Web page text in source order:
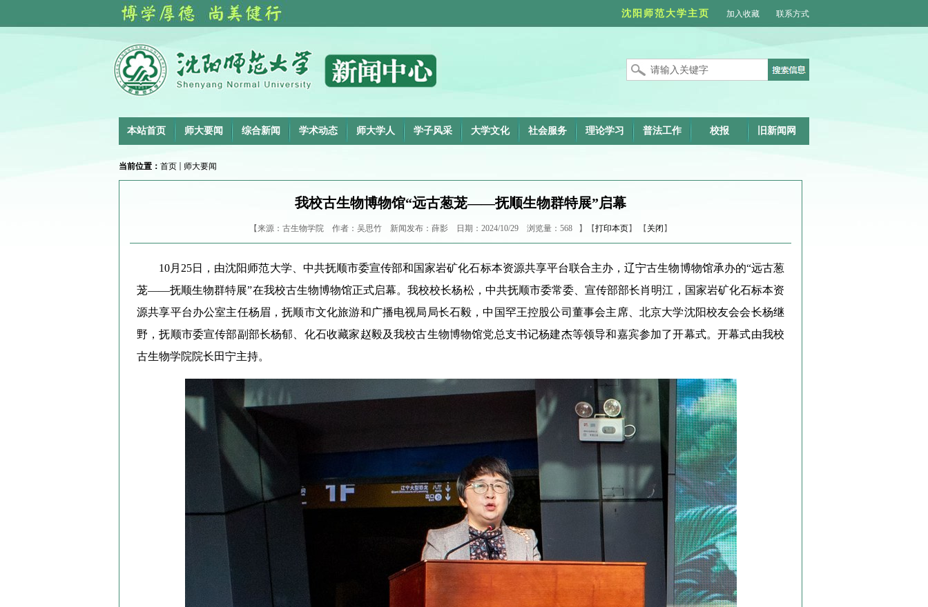
联系方式
加入收藏
沈阳师范大学主页
本站首页 师大要闻 综合新闻 学术动态 师大学人 学子风采 大学文化 社会服务 理论学习 普法工作 校报 旧新闻网
当前位置： 首页 师大要闻
我校古生物博物馆“远古葱茏——抚顺生物群特展”启幕
【来源：古生物学院 作者：吴思竹 新闻发布：薛影 日期：2024/10/29 浏览量： 568 】【打印本页】 【 关闭 】
10月25日，由沈阳师范大学、中共抚顺市委宣传部和国家岩矿化石标本资源共享平台联合主办，辽宁古生物博物馆承办的“远古葱
茏——抚顺生物群特展”在我校古生物博物馆正式启幕。我校校长杨松，中共抚顺市委常委、宣传部部长肖明江，国家岩矿化石标本资
源共享平台办公室主任杨眉，抚顺市文化旅游和广播电视局局长石毅，中国罕王控股公司董事会主席、北京大学沈阳校友会会长杨继
野，抚顺市委宣传部副部长杨郁、化石收藏家赵毅及我校古生物博物馆党总支书记杨建杰等领导和嘉宾参加了开幕式。开幕式由我校
古生物学院院长田宁主持。